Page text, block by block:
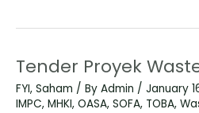
Tender Proyek
FYI, Saham / By Admin / January
IMPC, MHKI, OASA, SOFA, TOBA,